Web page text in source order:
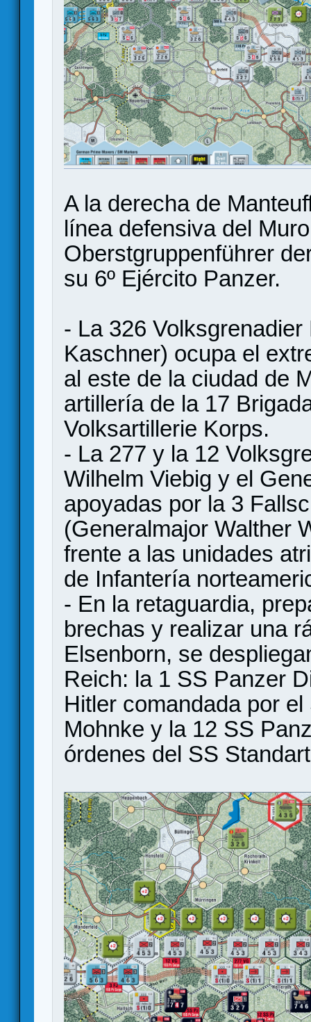
A la derecha de
línea defensiva del
Oberstgruppenführer
su 6º Ejército Panzer.
- La 326
Kaschner) ocupa el
al este de la ciudad de
artillería de la 17
Volksartillerie Korps.
- La 277 y la 12
Wilhelm Viebig y el
apoyadas por la 3
(Generalmajor Walther
frente a las unidades
de Infantería
- En la retaguardia,
brechas y realizar una
Elsenborn, se
Reich: la 1 SS Panzer
Hitler comandada por
Mohnke y la 12 SS
órdenes del SS